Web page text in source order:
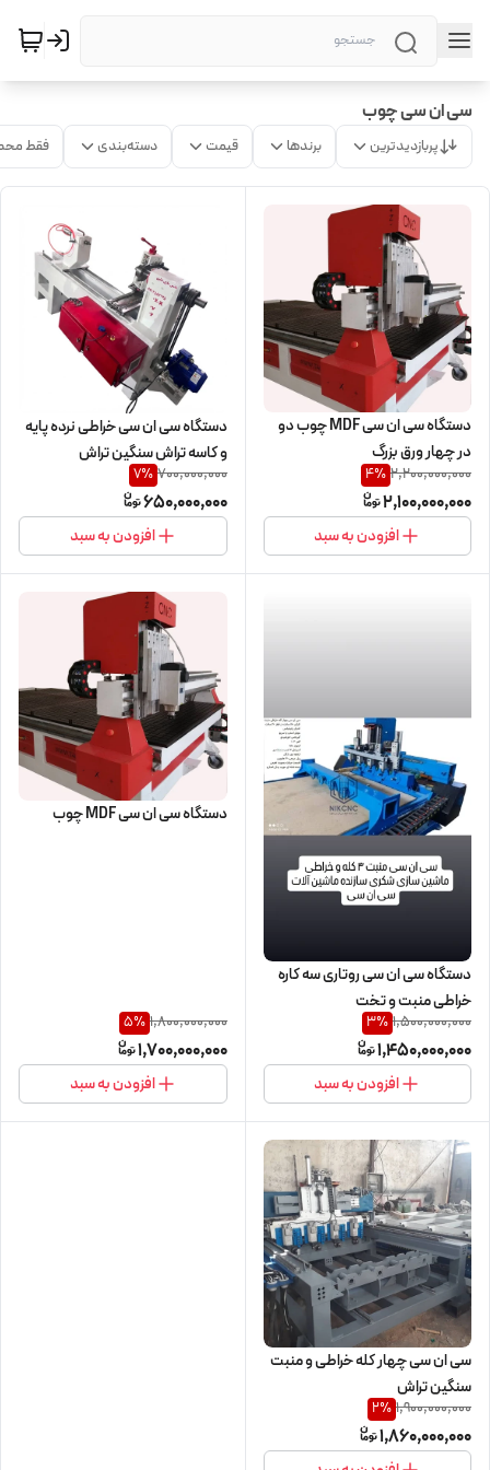
سی ان سی چوب
پربازدیدترین برندها قیمت دسته‌بندی فقط
دستگاه سی ان سی MDF چوب دو
در چهار ورق بزرگ
2,200,000,000
4%
2,100,000,000
افزودن به سبد
دستگاه سی ان سی خراطی نرده پایه
و کاسه تراش سنگین تراش
700,000,000
7%
650,000,000
افزودن به سبد
دستگاه سی ان سی روتاری سه کاره
خراطی منبت و تخت
1,500,000,000
3%
1,450,000,000
افزودن به سبد
دستگاه سی ان سی MDF چوب
1,800,000,000
5%
1,700,000,000
افزودن به سبد
سی ان سی چهار کله خراطی و منبت
سنگین تراش
1,900,000,000
2%
1,860,000,000